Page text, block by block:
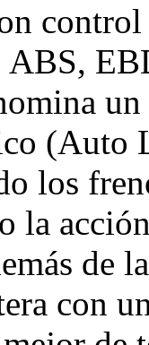
(Auto
los
la
de
con